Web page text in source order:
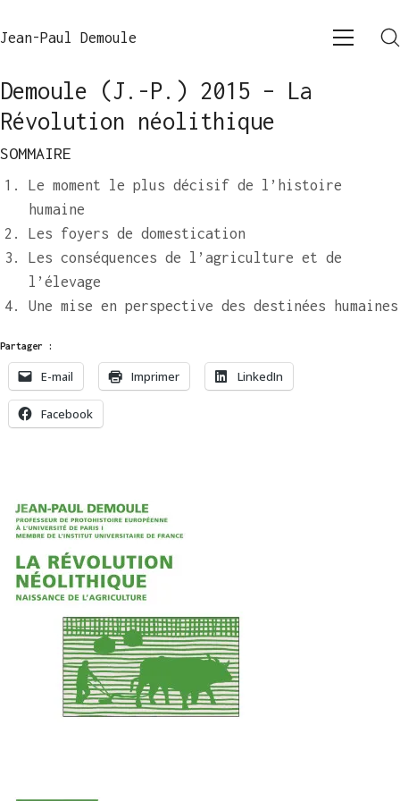
Jean-Paul Demoule
Demoule (J.-P.) 2015 – La
Révolution néolithique
SOMMAIRE
Le moment le plus décisif de l’histoire
humaine
Les foyers de domestication
Les conséquences de l’agriculture et de
l’élevage
Une mise en perspective des destinées humaines
Partager :
E-mail Imprimer LinkedIn
Facebook